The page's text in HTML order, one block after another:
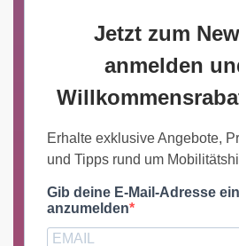
Jetzt zum
anmelden
Erhalte exklusive Angebote,
und Tipps rund um
Gib deine E-Mail-Adresse
anzumelden